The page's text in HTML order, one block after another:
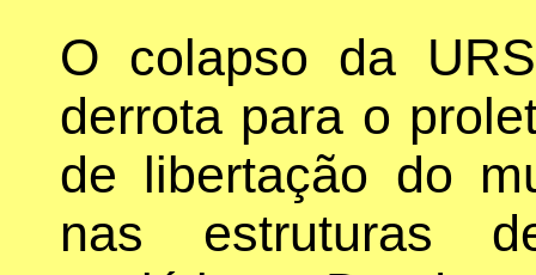
O colapso da
derrota para o
de libertação do
nas estruturas